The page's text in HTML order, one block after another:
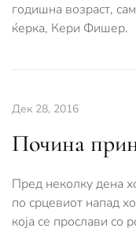
годишна возраст,
ќерка, Кери Фишер.
Дек 28, 2016
Починa
Пред неколку дена
по срцевиот напад
која се прослави со